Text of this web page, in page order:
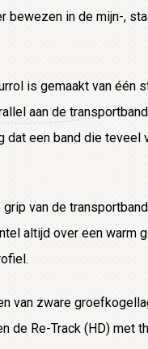
bewezen in de mijn-,
is gemaakt van één
aan de
dat een band die teveel
van de
altijd over een warm
van zware
de Re-Track (HD) met